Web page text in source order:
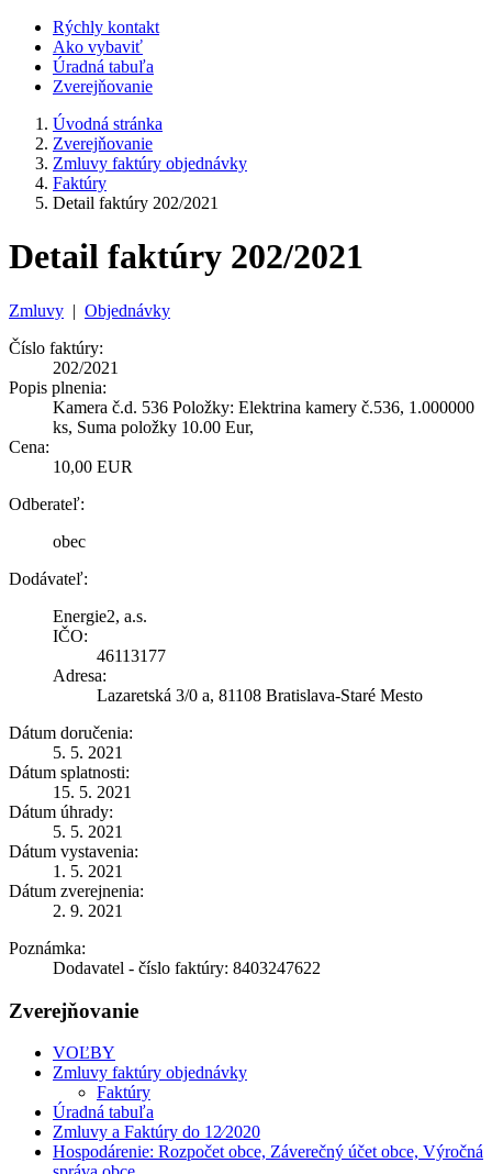
Rýchly kontakt
Ako vybaviť
Úradná tabuľa
Zverejňovanie
Úvodná stránka
Zverejňovanie
Zmluvy faktúry objednávky
Faktúry
Detail faktúry 202/2021
Detail faktúry 202/2021
Zmluvy | Objednávky
Číslo faktúry:
202/2021
Popis plnenia:
Kamera č.d. 536 Položky: Elektrina kamery č.536, 1.000000
ks, Suma položky 10.00 Eur,
Cena:
10,00 EUR
Odberateľ:
obec
Dodávateľ:
Energie2, a.s.
IČO:
46113177
Adresa:
Lazaretská 3/0 a, 81108 Bratislava-Staré Mesto
Dátum doručenia:
5. 5. 2021
Dátum splatnosti:
15. 5. 2021
Dátum úhrady:
5. 5. 2021
Dátum vystavenia:
1. 5. 2021
Dátum zverejnenia:
2. 9. 2021
Poznámka:
Dodavatel - číslo faktúry: 8403247622
Zverejňovanie
VOĽBY
Zmluvy faktúry objednávky
Faktúry
Úradná tabuľa
Zmluvy a Faktúry do 12⁄2020
Hospodárenie: Rozpočet obce, Záverečný účet obce, Výročná